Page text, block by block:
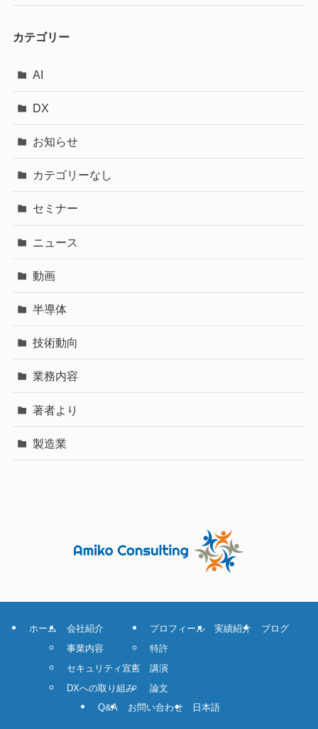
カテゴリー
AI
DX
お知らせ
カテゴリーなし
セミナー
ニュース
動画
半導体
技術動向
業務内容
著者より
製造業
ホーム
会社紹介
事業内容
セキュリティ宣言
DXへの取り組み
プロフィール
特許
講演
論文
実績紹介 ブログ
Q&A お問い合わせ 日本語